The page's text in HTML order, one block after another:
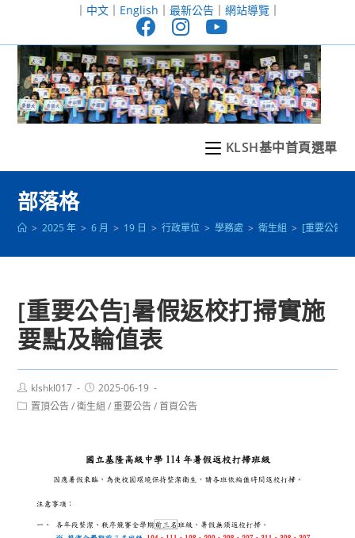
至
｜ 中文｜ English ｜ 最新公告｜ 網站導覽｜
KLSH基中首頁選單
部落格
> 2025 年 > 6 月 > 19 日 > 行政單位 > 學務處 > 衛生組 > [重要公告]
[重要公告]暑假返校打掃實施
要點及輪值表
Post
author:
klshkl017
Post
published:
2025-06-19
Post置頂公告 / 衛生組 / 重要公告 / 首頁公告